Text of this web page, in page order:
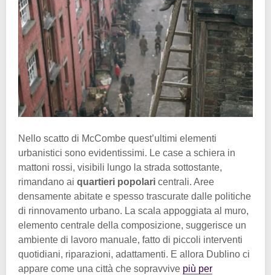
Nello scatto di McCombe quest’ultimi elementi
urbanistici sono evidentissimi. Le case a schiera in
mattoni rossi, visibili lungo la strada sottostante,
rimandano ai quartieri popolari centrali. Aree
densamente abitate e spesso trascurate dalle politiche
di rinnovamento urbano. La scala appoggiata al muro,
elemento centrale della composizione, suggerisce un
ambiente di lavoro manuale, fatto di piccoli interventi
quotidiani, riparazioni, adattamenti. E allora Dublino ci
appare come una città che sopravvive più per